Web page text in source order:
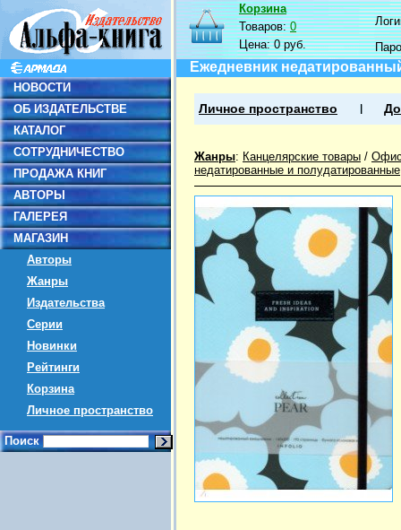
НОВОСТИ
ОБ ИЗДАТЕЛЬСТВЕ
КАТАЛОГ
СОТРУДНИЧЕСТВО
ПРОДАЖА КНИГ
АВТОРЫ
ГАЛЕРЕЯ
МАГАЗИН
Авторы
Жанры
Издательства
Серии
Новинки
Рейтинги
Корзина
Личное пространство
Поиск
Корзина
Товаров:0
Цена:0 руб.
Ежедневник
Личное пространство
Жанры: Канцелярские товары /
недатированные и полудатированные